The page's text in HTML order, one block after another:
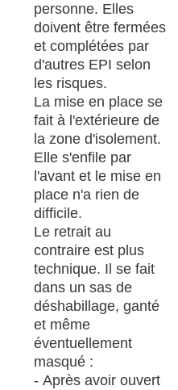
personne. Elles
doivent être fermées
et complétées par
d'autres EPI selon
les risques.
La mise en place se
fait à l'extérieure de
la zone d'isolement.
Elle s'enfile par
l'avant et le mise en
place n'a rien de
difficile.
Le retrait au
contraire est plus
technique. Il se fait
dans un sas de
déshabillage, ganté
et même
éventuellement
masqué :
- Après avoir ouvert